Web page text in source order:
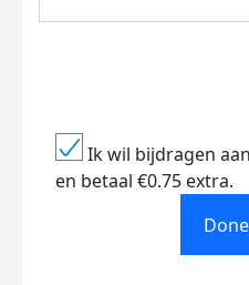
Ik wil bijdragen
en betaal €0.75 extra.